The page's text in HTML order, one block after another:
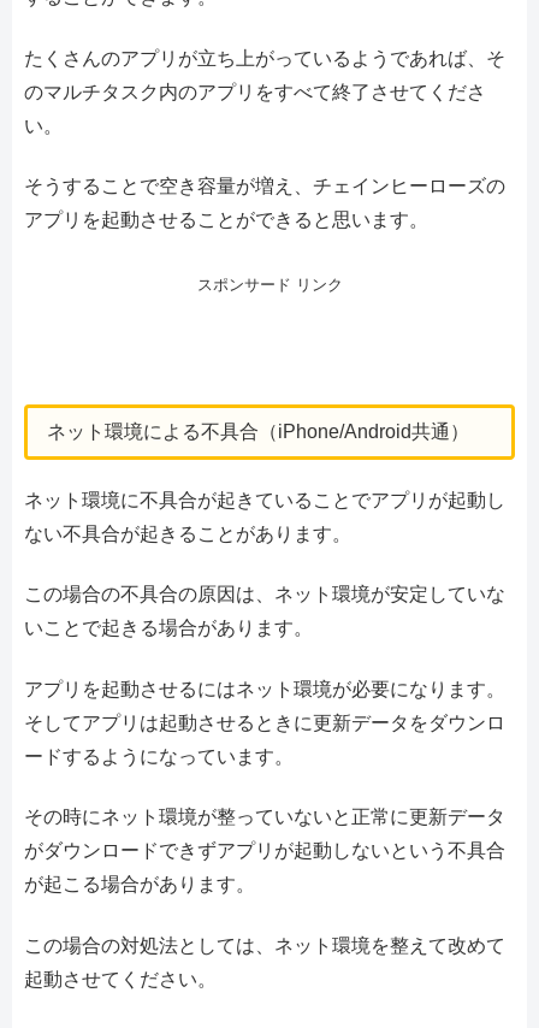
たくさんのアプリが立ち上がっているようであれば、そ
のマルチタスク内のアプリをすべて終了させてくださ
い。
そうすることで空き容量が増え、チェインヒーローズの
アプリを起動させることができると思います。
スポンサード リンク
ネット環境による不具合（iPhone/Android共通）
ネット環境に不具合が起きていることでアプリが起動し
ない不具合が起きることがあります。
この場合の不具合の原因は、ネット環境が安定していな
いことで起きる場合があります。
アプリを起動させるにはネット環境が必要になります。
そしてアプリは起動させるときに更新データをダウンロ
ードするようになっています。
その時にネット環境が整っていないと正常に更新データ
がダウンロードできずアプリが起動しないという不具合
が起こる場合があります。
この場合の対処法としては、ネット環境を整えて改めて
起動させてください。